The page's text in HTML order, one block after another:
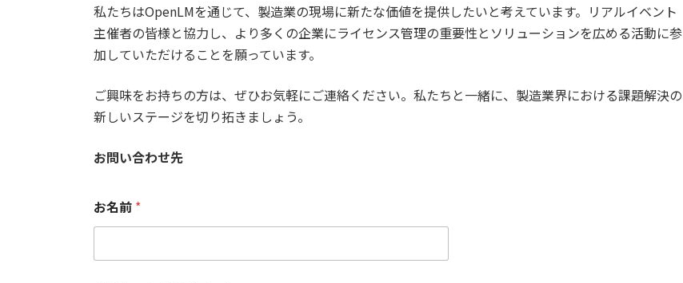
私たちはOpenLMを通じて、製造業の現場に新たな価値を提供したいと考えています。リアルイベント
主催者の皆様と協力し、より多くの企業にライセンス管理の重要性とソリューションを広める活動に参
加していただけることを願っています。
ご興味をお持ちの方は、ぜひお気軽にご連絡ください。私たちと一緒に、製造業界における課題解決の
新しいステージを切り拓きましょう。
お問い合わせ先
お名前 *